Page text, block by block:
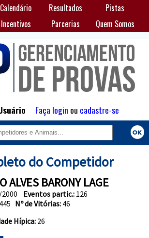
Calendário Resultados
Pistas
Incentivos Parcerias Quem Somos
Faça login ou cadastre-se
do Competidor
ALVES BARONY LAGE
Eventos partic.: 126
445 Nº de Vitórias: 46
Hípica:26